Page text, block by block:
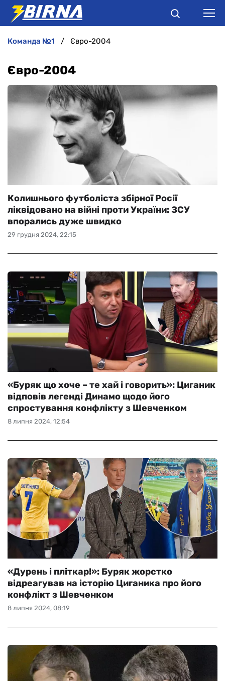
АНАЛІТИКА
ІНТЕРВ'Ю
РІЗНЕ
команда №1 Євро-2004
Євро-2004
29 грудня 2024, 22:15
Колишнього футболіста збірної Росії
ліквідовано на війні проти України: ЗСУ
впорались дуже швидко
8 липня 2024, 12:54
«Буряк що хоче – те хай і говорить»: Циганик
відповів легенді Динамо щодо його
спростування конфлікту з Шевченком
8 липня 2024, 08:19
«Дурень і пліткар!»: Буряк жорстко
відреагував на історію Циганика про його
конфлікт з Шевченком